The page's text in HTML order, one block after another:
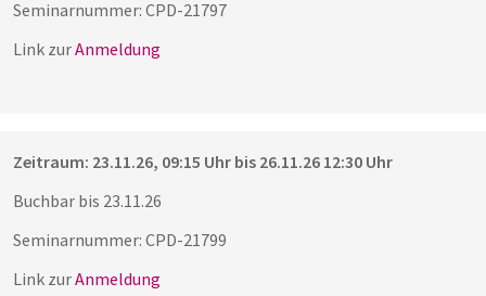
Seminarnummer: CPD-21797
Link zurAnmeldung
Zeitraum: 23.11.26, 09:15 Uhr bis 26.11.26 12:30 Uhr
Buchbar bis 23.11.26
Seminarnummer: CPD-21799
Link zurAnmeldung